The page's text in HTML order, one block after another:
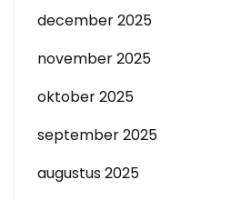
december 2025
november 2025
oktober 2025
september 2025
augustus 2025